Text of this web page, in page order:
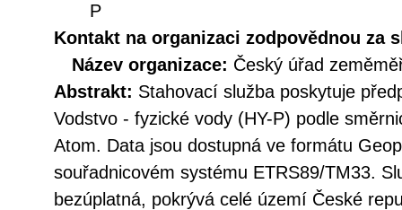
P
Kontakt na organizaci zodpovědnou za
Název organizace: Český úřad
Abstrakt: Stahovací služba poskytuje
Vodstvo - fyzické vody (HY-P) podle
Atom. Data jsou dostupná ve formátu
souřadnicovém systému ETRS89/TM33.
bezúplatná, pokrývá celé území České